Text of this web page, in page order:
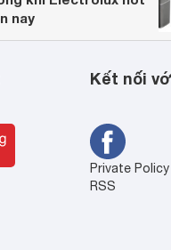
nay
Kết nối
Private Policy
RSS